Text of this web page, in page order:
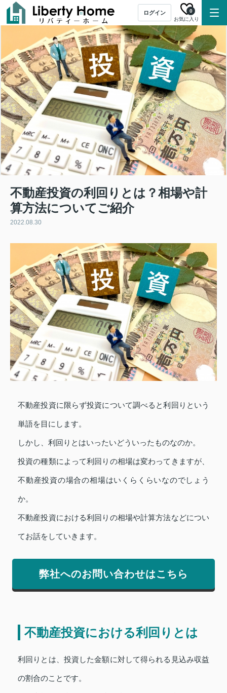
ログイン
お気に入り
0
不動産投資の利回りとは？相場や計
算方法についてご紹介
2022.08.30
不動産投資に限らず投資について調べると利回りという
単語を目にします。
しかし、利回りとはいったいどういったものなのか。
投資の種類によって利回りの相場は変わってきますが、
不動産投資の場合の相場はいくらくらいなのでしょう
か。
不動産投資における利回りの相場や計算方法などについ
てお話をしていきます。
弊社へのお問い合わせはこちら
不動産投資における利回りとは
利回りとは、投資した金額に対して得られる見込み収益
の割合のことです。